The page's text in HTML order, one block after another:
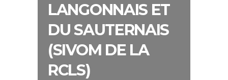
LANGONNAIS ET
DU SAUTERNAIS
(SIVOM DE LA
RCLS)